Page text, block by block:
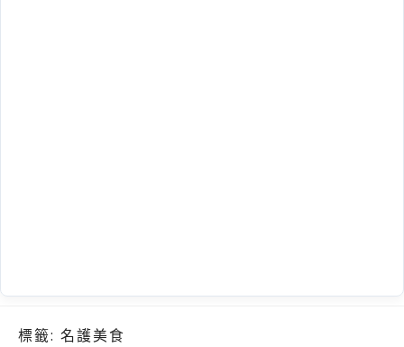
標籤: 名護美食